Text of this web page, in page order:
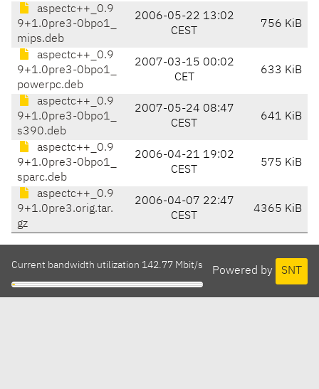
aspectc++_0.9
9+1.0pre3-0bpo1_
mips.deb
2006-05-22 13:02
CEST
756 KiB
aspectc++_0.9
9+1.0pre3-0bpo1_
powerpc.deb
2007-03-15 00:02
CET
633 KiB
aspectc++_0.9
9+1.0pre3-0bpo1_
s390.deb
2007-05-24 08:47
CEST
641 KiB
aspectc++_0.9
9+1.0pre3-0bpo1_
sparc.deb
2006-04-21 19:02
CEST
575 KiB
aspectc++_0.9
9+1.0pre3.orig.tar.
gz
2006-04-07 22:47
CEST
4365 KiB
Powered by SNT
Current bandwidth utilization 142.77 Mbit/s